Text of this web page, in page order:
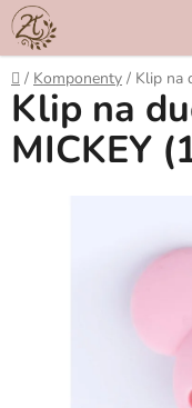
Přejít
na
obsah
Domů
/ Komponenty / Klip na
Klip na
MICKEY